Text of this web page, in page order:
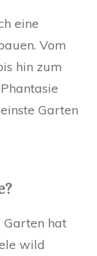
eine
Vom
hin zum
Garten
Garten hat
wild